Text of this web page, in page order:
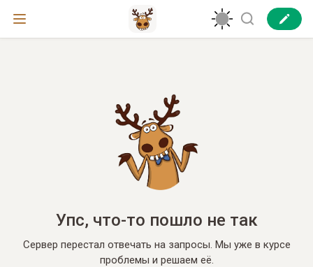
Упс, что-то пошло не так
Сервер перестал отвечать на запросы. Мы уже в курсе
проблемы и решаем её.